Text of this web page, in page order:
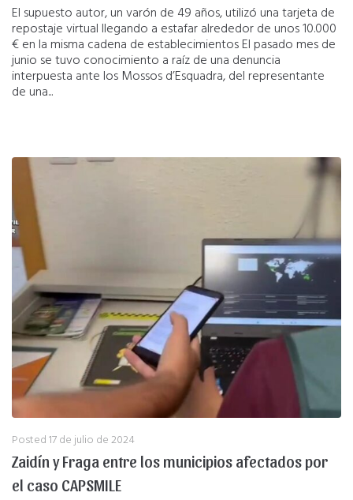
El supuesto autor, un varón de 49 años, utilizó una tarjeta de
repostaje virtual llegando a estafar alrededor de unos 10.000
€ en la misma cadena de establecimientos El pasado mes de
junio se tuvo conocimiento a raíz de una denuncia
interpuesta ante los Mossos d’Esquadra, del representante
de una...
Posted17 de julio de 2024
Zaidín y Fraga entre los municipios afectados por
el caso CAPSMILE